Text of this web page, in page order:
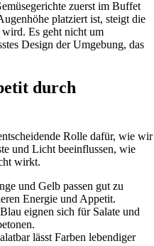
zuerst im Buffet
platziert ist, steigt die
Es geht nicht um
Design der Umgebung, das
durch
Rolle dafür, wie wir
und Licht beeinflussen, wie
wirkt.
und Gelb passen gut zu
Energie und Appetit.
eignen sich für Salate und
lässt Farben lebendiger